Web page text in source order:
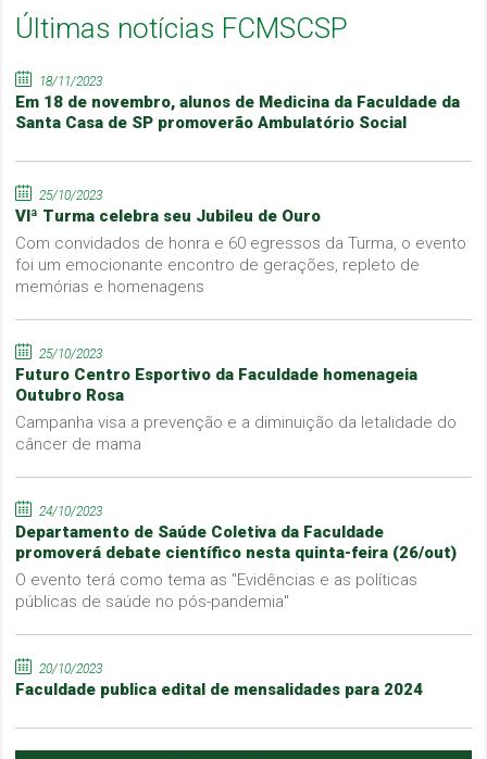
Últimas notícias FCMSCSP
18/11/2023
Em 18 de novembro, alunos de Medicina da Faculdade da
Santa Casa de SP promoverão Ambulatório Social
25/10/2023
VIª Turma celebra seu Jubileu de Ouro
Com convidados de honra e 60 egressos da Turma, o evento
foi um emocionante encontro de gerações, repleto de
memórias e homenagens
25/10/2023
Futuro Centro Esportivo da Faculdade homenageia
Outubro Rosa
Campanha visa a prevenção e a diminuição da letalidade do
câncer de mama
24/10/2023
Departamento de Saúde Coletiva da Faculdade
promoverá debate científico nesta quinta-feira (26/out)
O evento terá como tema as "Evidências e as políticas
públicas de saúde no pós-pandemia"
20/10/2023
Faculdade publica edital de mensalidades para 2024